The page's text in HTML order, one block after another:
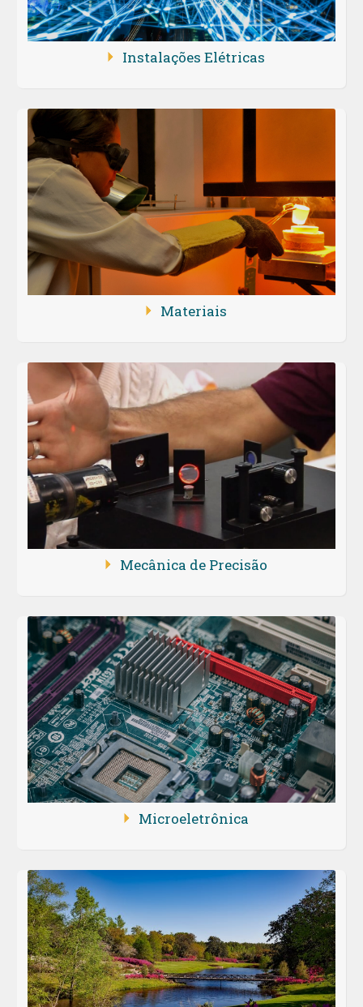
Instalações Elétricas
Materiais
Mecânica de Precisão
Microeletrônica